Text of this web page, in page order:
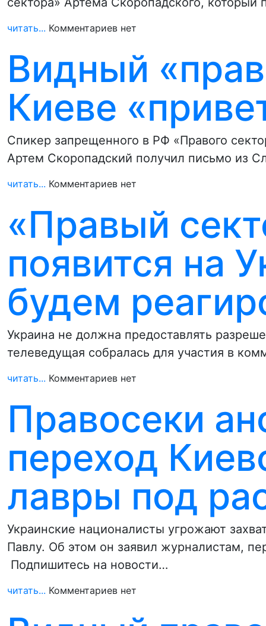
читать... Комментариев нет
Видный
Киеве
Спикер запрещенного в РФ «Правого
Артем Скоропадский получил письмо из
читать... Комментариев нет
«Правый
появится на
будем
Украина не должна предоставлять
телеведущая собралась для участия в
читать... Комментариев нет
Правосеки
переход
лавры под
Украинские националисты угрожают
Павлу. Об этом он заявил журналистам,
Подпишитесь на новости…
читать... Комментариев нет